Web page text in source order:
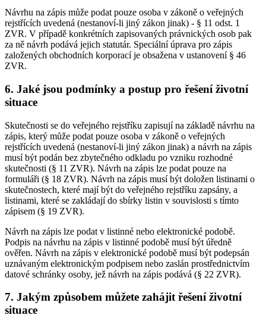
Návrhu na zápis může podat pouze osoba v zákoně o veřejných
rejstřících uvedená (nestanoví-li jiný zákon jinak) - § 11 odst. 1
ZVR. V případě konkrétních zapisovaných právnických osob pak
za ně návrh podává jejich statutár. Speciální úprava pro zápis
založených obchodních korporací je obsažena v ustanovení § 46
ZVR.
6. Jaké jsou podmínky a postup pro řešení životní
situace
Skutečnosti se do veřejného rejstříku zapisují na základě návrhu na
zápis, který může podat pouze osoba v zákoně o veřejných
rejstřících uvedená (nestanoví-li jiný zákon jinak) a návrh na zápis
musí být podán bez zbytečného odkladu po vzniku rozhodné
skutečnosti (§ 11 ZVR). Návrh na zápis lze podat pouze na
formuláři (§ 18 ZVR). Návrh na zápis musí být doložen listinami o
skutečnostech, které mají být do veřejného rejstříku zapsány, a
listinami, které se zakládají do sbírky listin v souvislosti s tímto
zápisem (§ 19 ZVR).
Návrh na zápis lze podat v listinné nebo elektronické podobě.
Podpis na návrhu na zápis v listinné podobě musí být úředně
ověřen. Návrh na zápis v elektronické podobě musí být podepsán
uznávaným elektronickým podpisem nebo zaslán prostřednictvím
datové schránky osoby, jež návrh na zápis podává (§ 22 ZVR).
7. Jakým způsobem můžete zahájit řešení životní
situace